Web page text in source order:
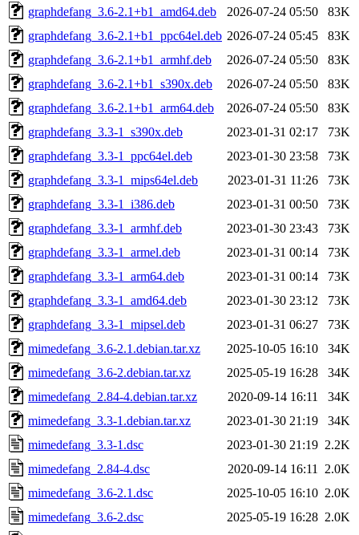
graphdefang_3.6-2.1+b1_amd64.deb
2026-07-24 05:50
83K
graphdefang_3.6-2.1+b1_ppc64el.deb 2026-07-24 05:45
83K
graphdefang_3.6-2.1+b1_armhf.deb
2026-07-24 05:50
83K
graphdefang_3.6-2.1+b1_s390x.deb
2026-07-24 05:50
83K
graphdefang_3.6-2.1+b1_arm64.deb
2026-07-24 05:50
83K
graphdefang_3.3-1_s390x.deb
2023-01-31 02:17
73K
graphdefang_3.3-1_ppc64el.deb
2023-01-30 23:58
73K
graphdefang_3.3-1_mips64el.deb
2023-01-31 11:26
73K
graphdefang_3.3-1_i386.deb
2023-01-31 00:50
73K
graphdefang_3.3-1_armhf.deb
2023-01-30 23:43
73K
graphdefang_3.3-1_armel.deb
2023-01-31 00:14
73K
graphdefang_3.3-1_arm64.deb
2023-01-31 00:14
73K
graphdefang_3.3-1_amd64.deb
2023-01-30 23:12
73K
graphdefang_3.3-1_mipsel.deb
2023-01-31 06:27
73K
mimedefang_3.6-2.1.debian.tar.xz
2025-10-05 16:10
34K
mimedefang_3.6-2.debian.tar.xz
2025-05-19 16:28
34K
mimedefang_2.84-4.debian.tar.xz
2020-09-14 16:11
34K
mimedefang_3.3-1.debian.tar.xz
2023-01-30 21:19
34K
mimedefang_3.3-1.dsc
2023-01-30 21:19 2.2K
mimedefang_2.84-4.dsc
2020-09-14 16:11
2.0K
mimedefang_3.6-2.1.dsc
2025-10-05 16:10 2.0K
mimedefang_3.6-2.dsc
2025-05-19 16:28 2.0K